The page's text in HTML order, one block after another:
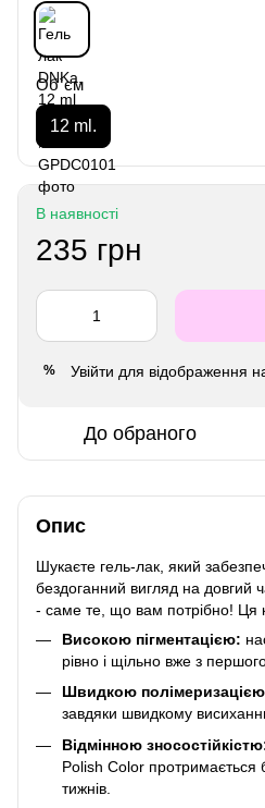
Об`єм
12 ml.
В наявності
235 грн
% Увійти для відображення
До обраного
Опис
Шукаєте гель-лак, який
бездоганний вигляд на довгий
- саме те, що вам потрібно! Ця
Високою пігментацією:
рівно і щільно вже з
Швидкою
завдяки швидкому
Відмінною
Polish Color протримається
тижнів.